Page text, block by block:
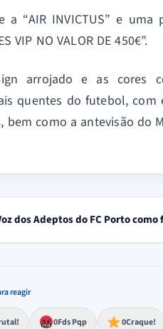
“AIR INVICTUS” e uma
VIP NO VALOR DE 450€”.
arrojado e as cores
quentes do futebol, com
bem como a antevisão do
dos Adeptos do FC Porto
reagir
profundo
impacto 0Fds Pqp
ou espanto extremo 0Craque!